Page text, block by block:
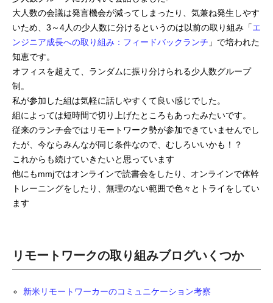
大人数の会議は発言機会が減ってしまったり、気兼ね発生しやす
いため、3～4人の少人数に分けるというのは以前の取り組み「エ
ンジニア成長への取り組み：フィードバックランチ 」で培われた
知恵です。
オフィスを超えて、ランダムに振り分けられる少人数グループ
制。
私が参加した組は気軽に話しやすくて良い感じでした。
組によっては短時間で切り上げたところもあったみたいです。
従来のランチ会ではリモートワーク勢が参加できていませんでし
たが、今ならみんなが同じ条件なので、むしろいいかも！？
これからも続けていきたいと思っています
他にもmmjではオンラインで読書会をしたり、オンラインで体幹
トレーニングをしたり、無理のない範囲で色々とトライをしてい
ます
リモートワークの取り組みブログいくつか
新米リモートワーカーのコミュニケーション考察